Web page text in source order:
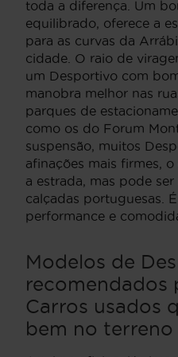
toda a diferença. Um
equilibrado, oferece a
para as curvas da
cidade. O raio de
um Desportivo com
manobra melhor nas
parques de
como os do Forum
suspensão, muitos
afinações mais firmes,
a estrada, mas pode
calçadas portuguesas.
performance e
Modelos de
recomendados
Carros usados
bem no terreno